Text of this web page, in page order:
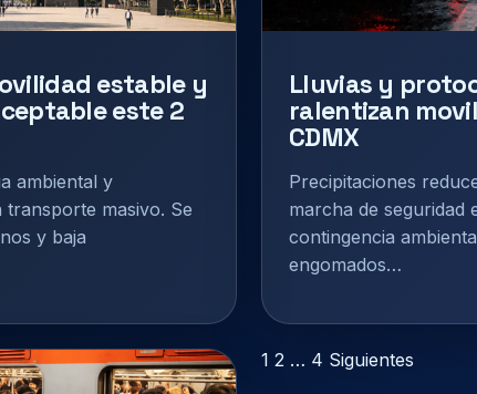
estable y
este 2
ambiental y
masivo. Se
y baja
Lluvias y
ralentizan
CDMX
Precipitaciones
marcha de seguridad
contingencia
engomados…
Paginación
1 2 … 4 Siguientes